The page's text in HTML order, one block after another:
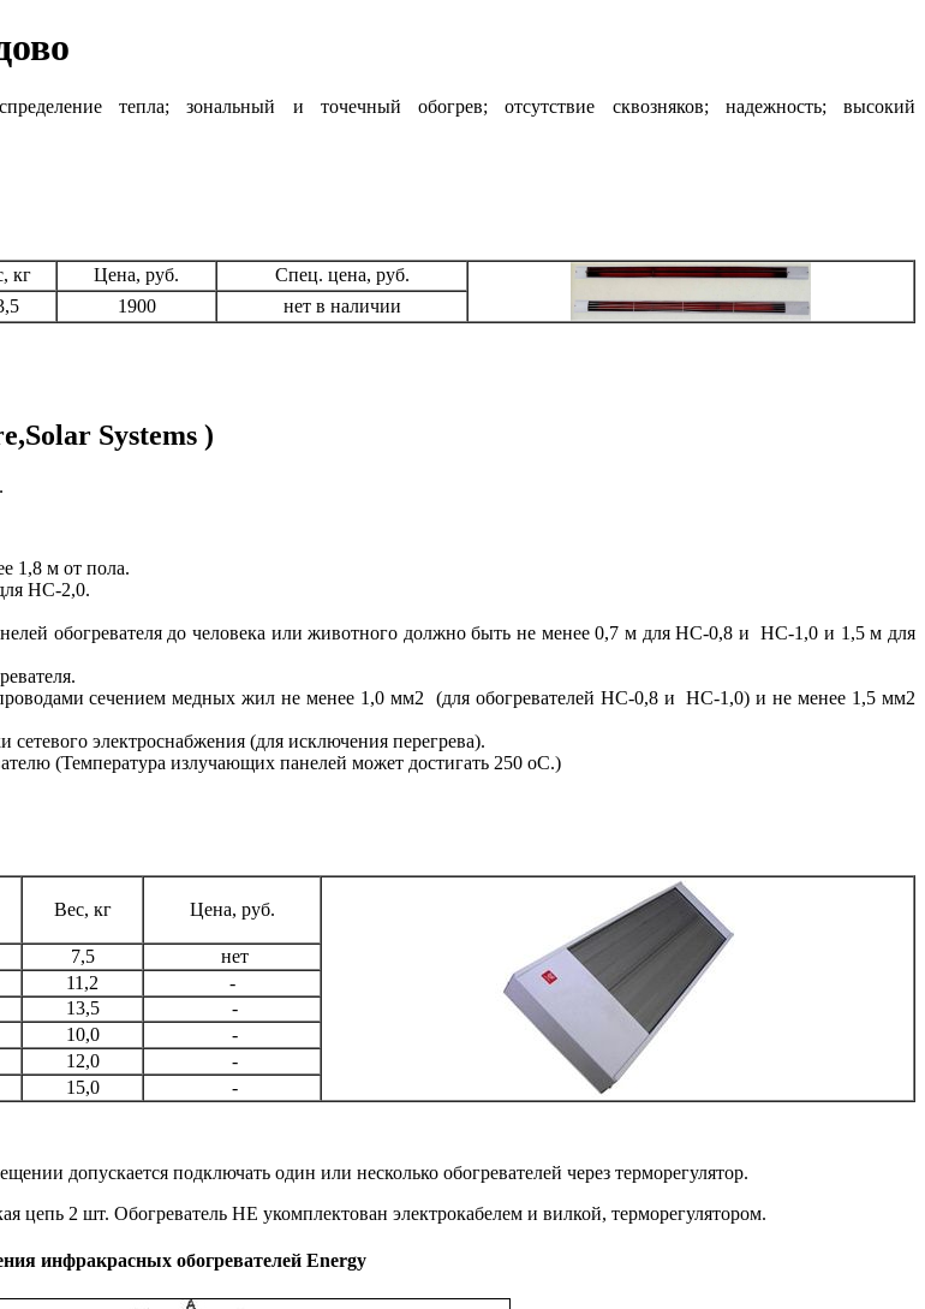
тепла; зональный и точечный обогрев; отсутствие сквозняков; надежность; высокий
кг Цена, руб.
Спец. цена, руб.
1900 нет в наличии
Systems )
1,8 м от пола.
НС-2,0.
обогревателя до человека или животного должно быть не менее 0,7 м для НС-0,8 и НС-1,0 и 1,5 м для
проводами сечением медных жил не менее 1,0 мм2 (для обогревателей НС-0,8 и НС-1,0) и не менее 1,5 мм2
сетевого электроснабжения (для исключения перегрева).
(Температура излучающих панелей может достигать 250 оС.)
Вес, кг Цена, руб.
7,5
нет
11,2
-
13,5
-
10,0
-
12,0
-
15,0 -
допускается подключать один или несколько обогревателей через терморегулятор.
цепь 2 шт. Обогреватель НЕ укомплектован электрокабелем и вилкой, терморегулятором.
инфракрасных обогревателей Energy